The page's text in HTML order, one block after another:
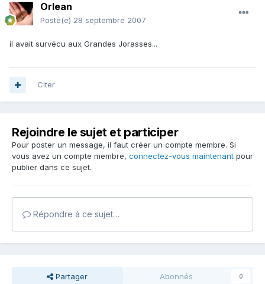
Orlean
Posté(e) 28 septembre 2007
il avait survécu aux Grandes Jorasses...
Citer
Rejoindre le sujet et participer
Pour poster un message, il faut créer un compte membre. Si
vous avez un compte membre, connectez-vous maintenant pour
publier dans ce sujet.
Répondre à ce sujet…
Partager Abonnés 0